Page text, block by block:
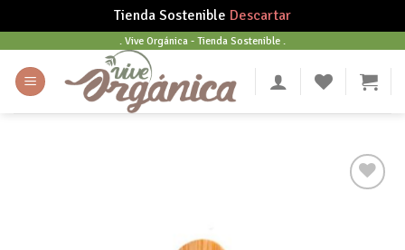
Tienda Sostenible Descartar
content
. Vive Orgánica - Tienda Sostenible .